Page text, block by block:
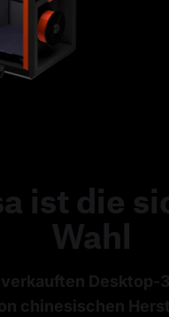
ist die
Wahl
Desktop-
chinesischen